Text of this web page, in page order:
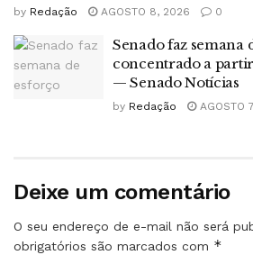
by Redação AGOSTO 8, 2026 0
Senado faz semana
concentrado a
— Senado Notícias
by Redação AGOSTO
Deixe um comentário
O seu endereço de e-mail não será
obrigatórios são marcados com *